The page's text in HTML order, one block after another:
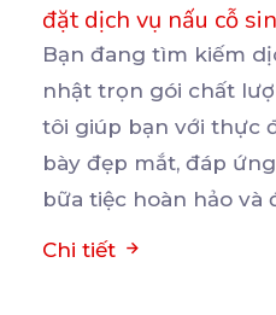
đặt dịch vụ nấu cỗ
Bạn đang tìm kiếm
nhật trọn gói chất
tôi giúp bạn với thực
bày đẹp mắt, đáp
bữa tiệc hoàn hảo và
Chi tiết